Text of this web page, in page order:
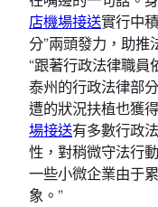
店機場接送實行中
分”兩頭發力，助推
“跟著行政法律職員
泰州的行政法律部
遭的狀況扶植也獲
場接送有多數行政
性，對稍微守法行
一些小微企業由于
象。”